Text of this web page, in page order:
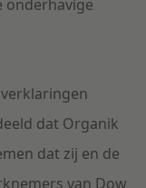
onderhavige
dat Organik
dat zij en de
van Dow